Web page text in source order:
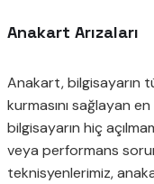
Anakart Arızaları
Anakart, bilgisayarın
kurmasını sağlayan
bilgisayarın hiç
veya performans
teknisyenlerimiz,